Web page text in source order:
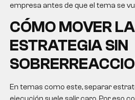
empresa antes de que el tema se
CÓMO MOVER LA
ESTRATEGIA SIN
En temas como este, separar